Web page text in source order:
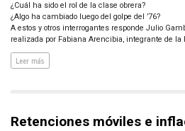
¿Cuál ha sido el rol de la clase obrera?
¿Algo ha cambiado luego del golpe del ’76?
A estos y otros interrogantes responde Julio
realizada por Fabiana Arencibia, integrante de la
Leer más
Retenciones móviles e